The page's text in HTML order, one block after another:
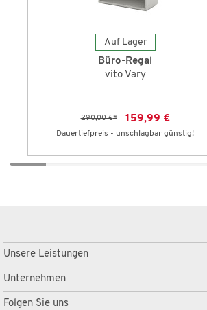
Auf Lager
Büro-Regal
vito Vary
290,00 €* 159,99 €
Dauertiefpreis - unschlagbar günstig!
Unsere Leistungen
Unternehmen
Folgen Sie uns